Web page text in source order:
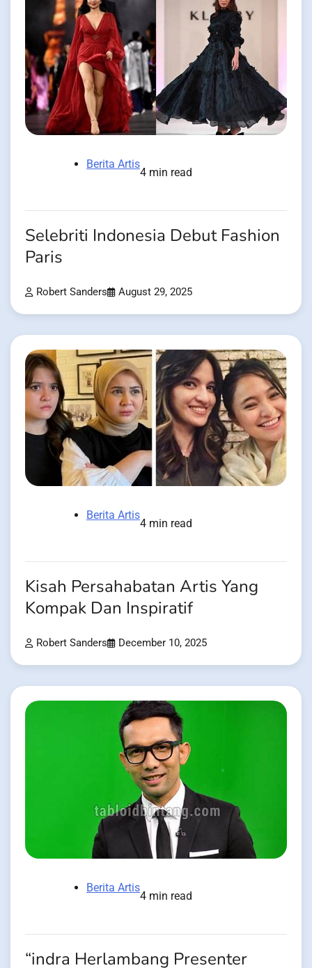
Berita Artis
4 min read
Selebriti Indonesia Debut Fashion
Paris
Robert Sanders August 29, 2025
Berita Artis
4 min read
Kisah Persahabatan Artis Yang
Kompak Dan Inspiratif
Robert Sanders December 10, 2025
Berita Artis
4 min read
“indra Herlambang Presenter